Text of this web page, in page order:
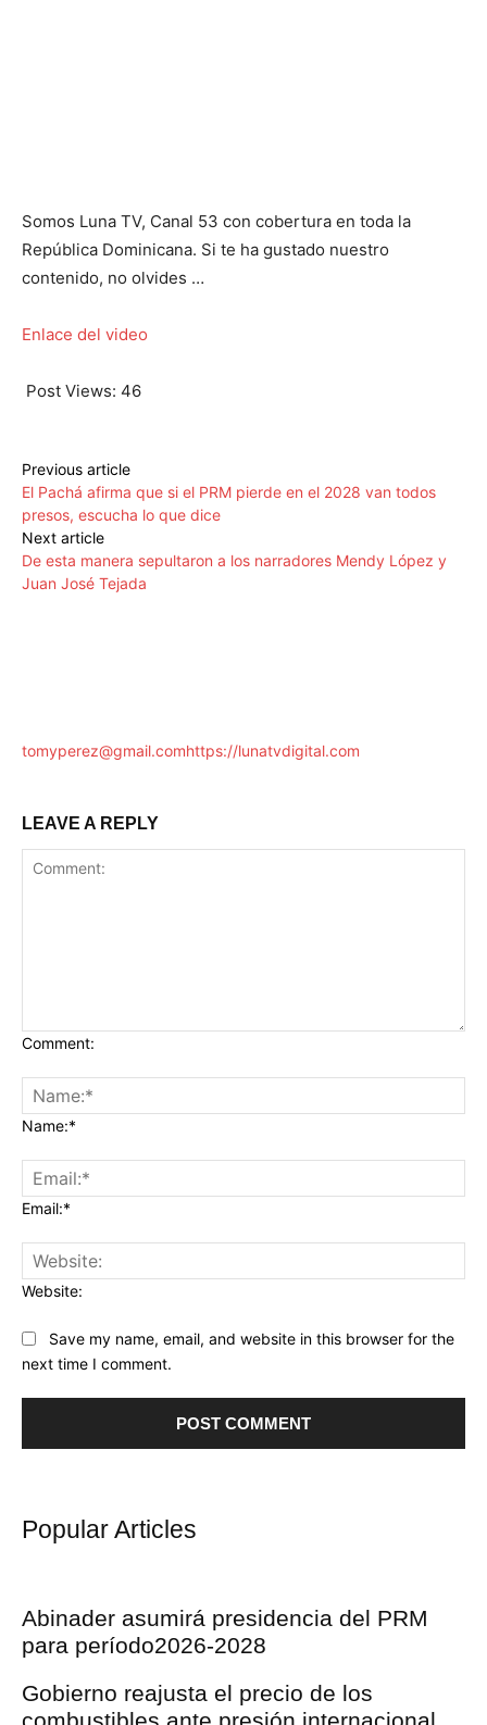
Somos Luna TV, Canal 53 con cobertura en toda la
República Dominicana. Si te ha gustado nuestro
contenido, no olvides …
Enlace del video
Post Views: 46
Previous article
El Pachá afirma que si el PRM pierde en el 2028 van todos
presos, escucha lo que dice
Next article
De esta manera sepultaron a los narradores Mendy López y
Juan José Tejada
tomyperez@gmail.comhttps://lunatvdigital.com
LEAVE A REPLY
Comment:
Name:*
Email:*
Website:
Save my name, email, and website in this browser for the
next time I comment.
Popular Articles
Abinader asumirá presidencia del PRM
para período2026-2028
Gobierno reajusta el precio de los
combustibles ante presión internacional